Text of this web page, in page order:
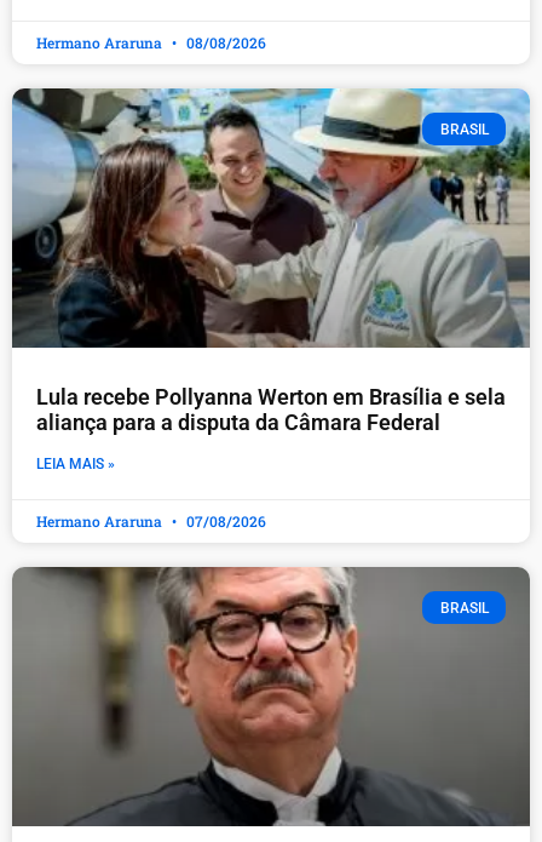
Hermano Araruna 08/08/2026
BRASIL
Lula recebe Pollyanna Werton em Brasília e sela
aliança para a disputa da Câmara Federal
LEIA MAIS »
Hermano Araruna 07/08/2026
BRASIL